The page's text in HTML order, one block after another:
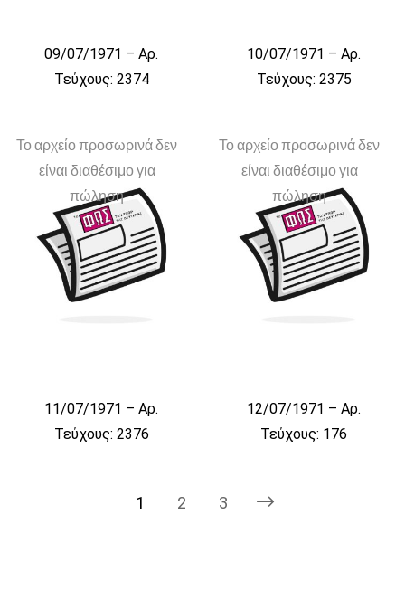
09/07/1971 – Αρ.
Τεύχους: 2374
10/07/1971 – Αρ.
Τεύχους: 2375
Το αρχείο προσωρινά δεν
είναι διαθέσιμο για
πώληση
11/07/1971 – Αρ.
Τεύχους: 2376
Το αρχείο προσωρινά δεν
είναι διαθέσιμο για
πώληση
12/07/1971 – Αρ.
Τεύχους: 176
1 2 3